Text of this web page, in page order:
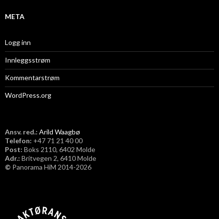
META
Logg inn
Innleggsstrøm
Kommentarstrøm
WordPress.org
Ansv. red.: Arild Waagbø
Telefon: ​+47 71 21 40 00
Post: Boks 2110, 6402 Molde
Adr.: Britvegen 2, 6410 Molde
© Panorama HiM 2014-2026